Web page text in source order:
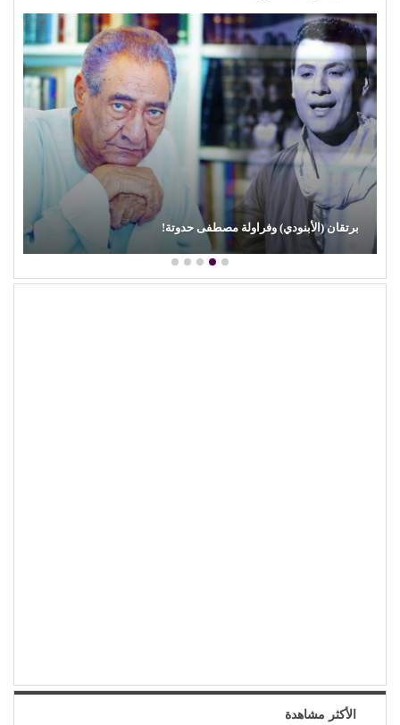
برتقان (الأبنودي) وفراولة مصطفى حدوتة!
الأكثر مشاهدة